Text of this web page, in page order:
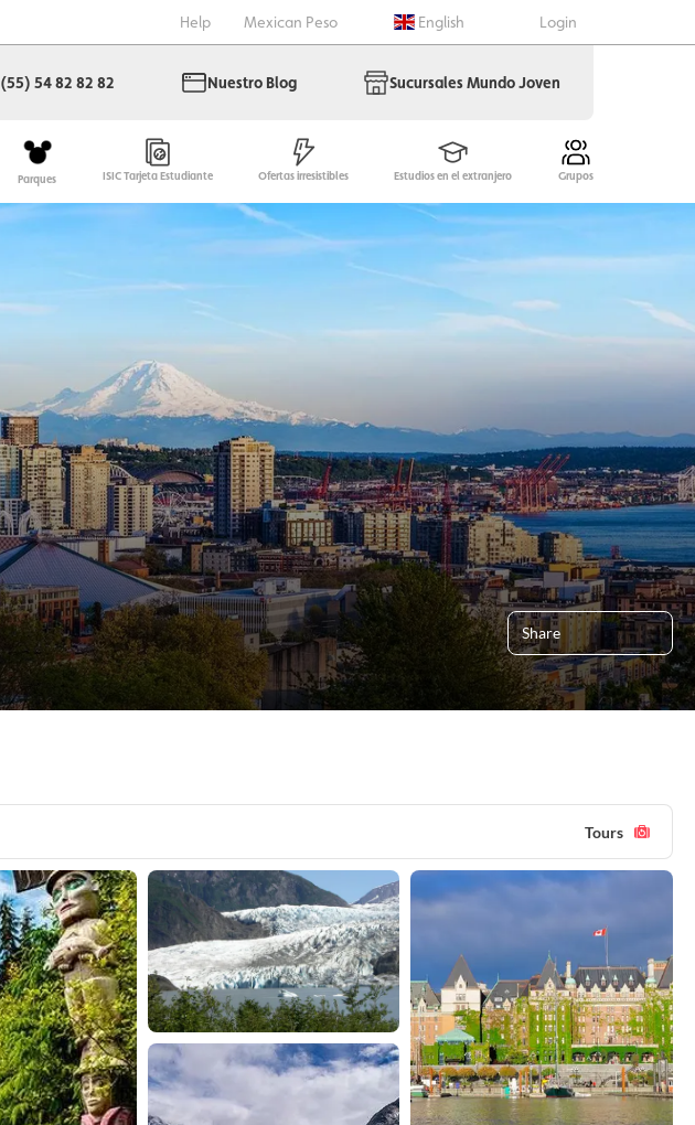
Help Mexican Peso English Login
(55) 54 82 82 82 Nuestro Blog Sucursales Mundo Joven
Parques ISIC Tarjeta Estudiante Ofertas irresistibles Estudios en el extranjero Grupos
Share
Tours